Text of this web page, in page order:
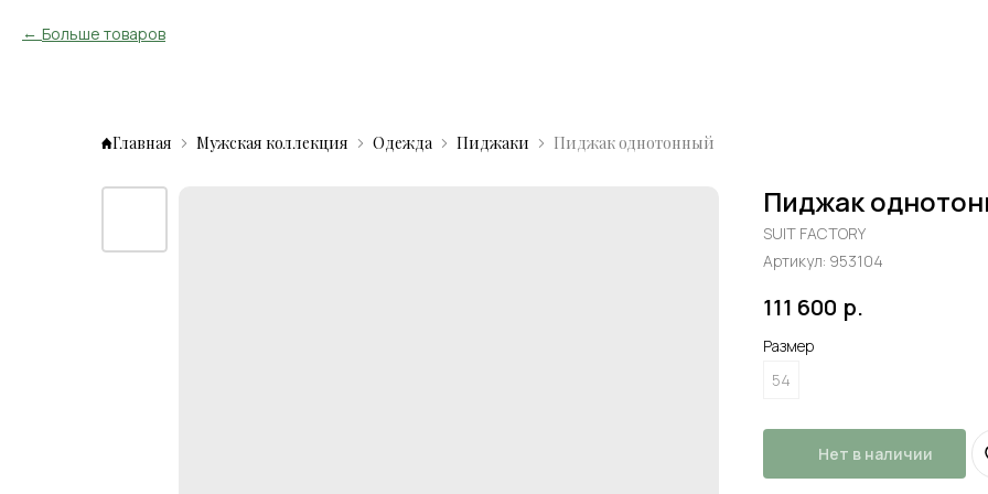
Больше товаров
Главная Мужская коллекция Одежда Пиджаки Пиджак однотонный
Пиджак
SUIT FACTORY
Артикул: 953104
111 600 р.
Размер
54
Нет в наличии